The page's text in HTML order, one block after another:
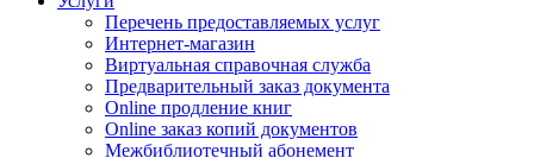
Перечень предоставляемых услуг
Интернет-магазин
Виртуальная справочная служба
Предварительный заказ документа
Online продление книг
Online заказ копий документов
Межбиблиотечный абонемент